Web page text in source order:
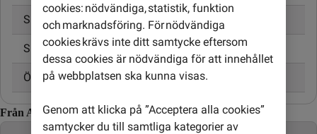
Skicka SMS 3,00 kr
Skicka MMS 5,00 kr
Öppningsavgift 0,95 kr
Från Albanien till
cookies: nödvändiga, statistik, funktion
och marknadsföring. För nödvändiga
cookies krävs inte ditt samtycke eftersom
dessa cookies är nödvändiga för att innehållet
på webbplatsen ska kunna visas.
Genom att klicka på ”Acceptera alla cookies”
samtycker du till samtliga kategorier av